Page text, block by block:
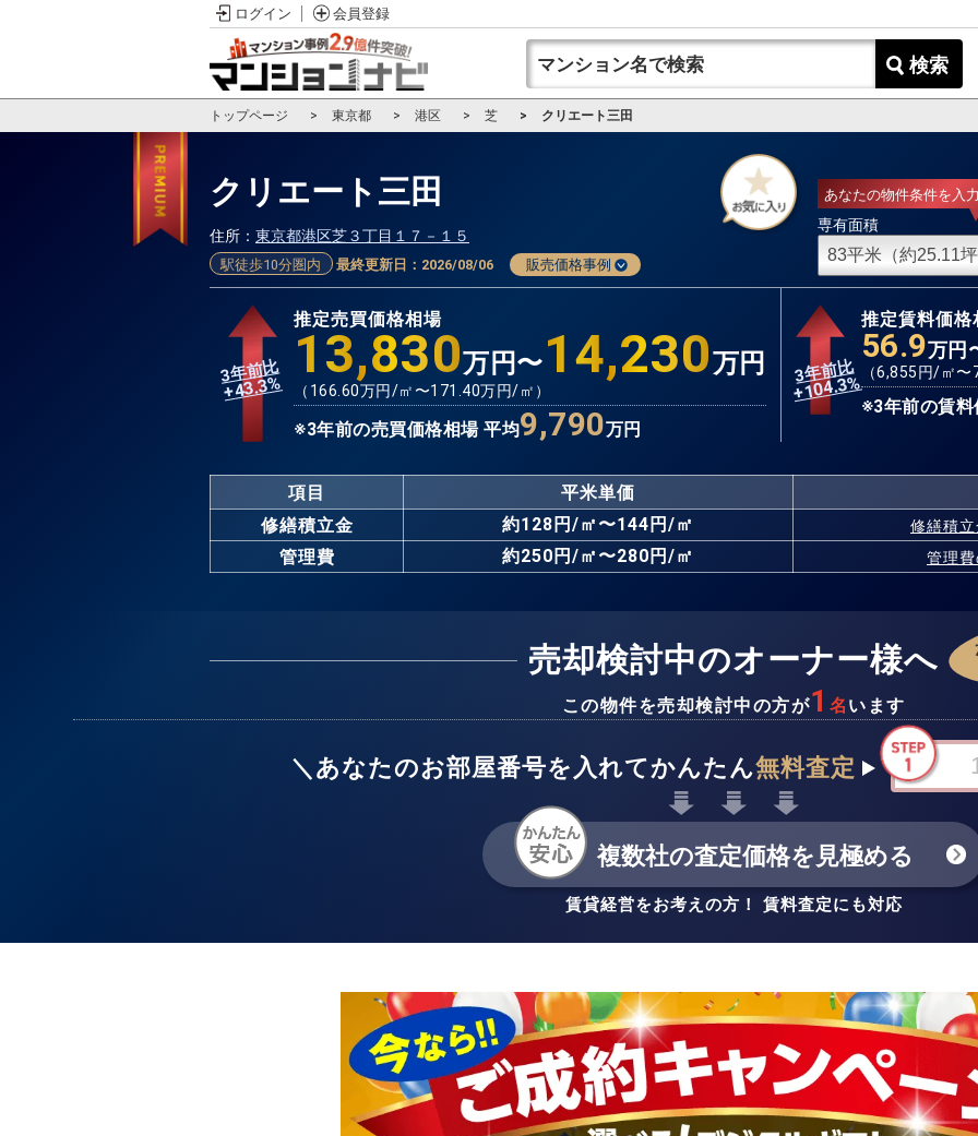
ログイン 会員登録
検索
トップページ 東京都 港区 芝 クリエート三田
クリエート三田
住所： 東京都港区芝３丁目１７－１５
駅徒歩10分圏内 最終更新日： 2026/08/06 販売価格事例
あなたの物件条件を入
専有面積
3年前比
+43.3%
推定売買価格相場
13,830万円〜14,230万円
（ 166.60万円/㎡〜171.40万円/㎡）
※3年前の売買価格相場 平均9,790万円
3年前比
+104.3%
推定賃料価格
56.9万円
（6,855円/㎡〜
※3年前の賃
項目
平米単価
修繕積立金
約128円/㎡〜144円/㎡ 修繕積
管理費 約250円/㎡〜280円/㎡ 管理
売却検討中のオーナー様へ
この物件を売却検討中の方が1 名 います
＼あなたのお部屋番号を入れてかんたん無料査定
複数社の査定価格を見極める
賃貸経営をお考えの方！ 賃料査定にも対応